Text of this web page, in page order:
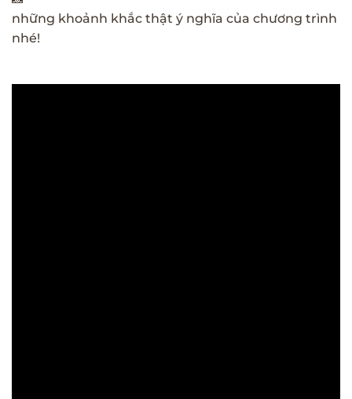
những khoảnh khắc thật ý nghĩa của chương trình
nhé!